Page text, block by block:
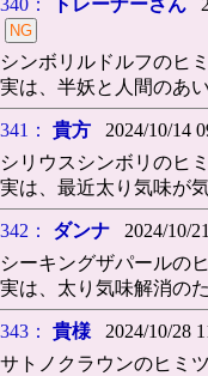
340： トレーナーさん
シンボリルドルフのヒ
実は、半妖と人間のあ
341： 貴方 2024/10/14
シリウスシンボリのヒ
実は、最近太り気味が
342： ダンナ 2024/10/
シーキングザパールの
実は、太り気味解消の
343： 貴様 2024/10/28
サトノクラウンのヒミツ